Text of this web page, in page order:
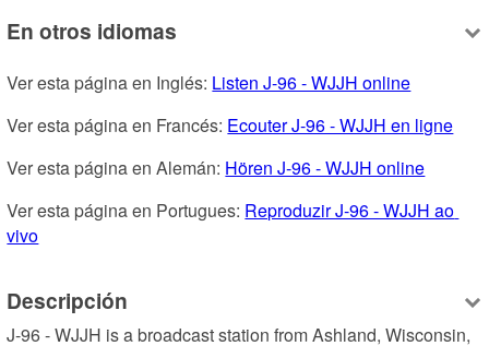
En otros idiomas
Ver esta página en Inglés: Listen J-96 - WJJH online
Ver esta página en Francés: Ecouter J-96 - WJJH en ligne
Ver esta página en Alemán: Hören J-96 - WJJH online
Ver esta página en Portugues: Reproduzir J-96 - WJJH ao
vivo
Descripción
J-96 - WJJH is a broadcast station from Ashland, Wisconsin,